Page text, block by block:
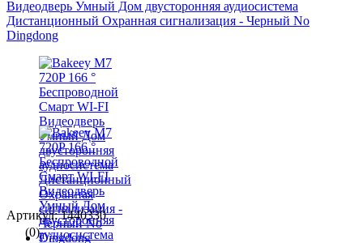
Артикул: 1440330
(0)